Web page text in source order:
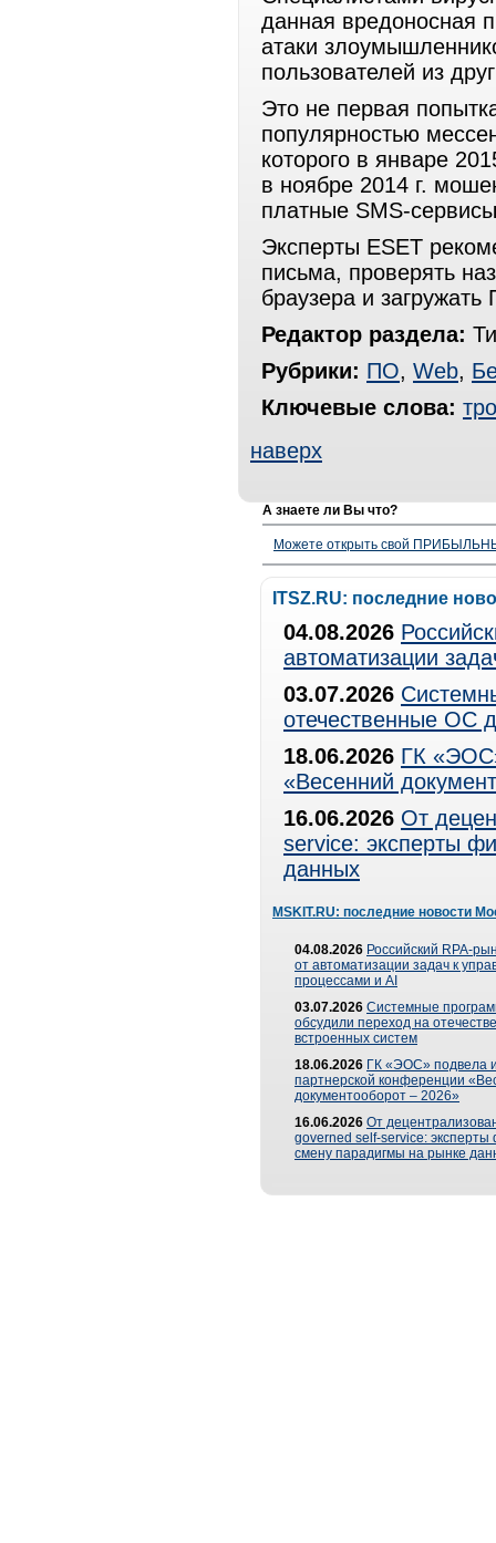
данная вредоносная
атаки
пользователей из
Это не первая
популярностью
которого в январе
в ноябре 2014 г.
платные SMS-
Эксперты ESET
письма, проверять
браузера и
Редактор раздела:
Рубрики: ПО, Web,
Ключевые слова:
наверх
А знаете ли Вы что?
Можете открыть свой
ITSZ.RU: последние
04.08.2026
автоматизации
03.07.2026
отечественные ОС
18.06.2026 ГК
«Весенний
16.06.2026 От
service: эксперты
данных
MSKIT.RU: последние новости
04.08.2026 Российский RPA-
от автоматизации задач к
процессами и AI
03.07.2026 Системные
обсудили переход на
встроенных систем
18.06.2026 ГК «ЭОС» подвела
партнерской конференции
документооборот – 2026»
16.06.2026 От
governed self-service: эксперты
смену парадигмы на рынке